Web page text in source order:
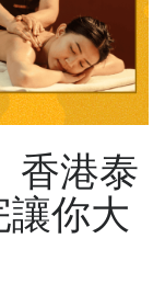
香港泰
你大